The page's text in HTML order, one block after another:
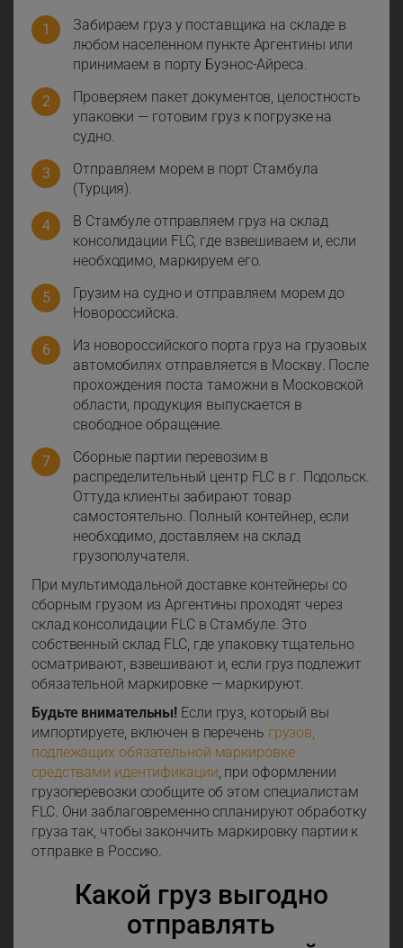
Забираем груз у поставщика на складе в
любом населенном пункте Аргентины или
принимаем в порту Буэнос-Айреса.
Проверяем пакет документов, целостность
упаковки — готовим груз к погрузке на
судно.
Отправляем морем в порт Стамбула
(Турция).
В Стамбуле отправляем груз на склад
консолидации FLC, где взвешиваем и, если
необходимо, маркируем его.
Грузим на судно и отправляем морем до
Новороссийска.
Из новороссийского порта груз на грузовых
автомобилях отправляется в Москву. После
прохождения поста таможни в Московской
области, продукция выпускается в
свободное обращение.
Сборные партии перевозим в
распределительный центр FLC в г. Подольск.
Оттуда клиенты забирают товар
самостоятельно. Полный контейнер, если
необходимо, доставляем на склад
грузополучателя.
При мультимодальной доставке контейнеры со
сборным грузом из Аргентины проходят через
склад консолидации FLС в Стамбуле. Это
собственный склад FLC, где упаковку тщательно
осматривают, взвешивают и, если груз подлежит
обязательной маркировке — маркируют.
Будьте внимательны! Если груз, который вы
импортируете, включен в перечень грузов,
подлежащих обязательной маркировке
средствами идентификации, при оформлении
грузоперевозки сообщите об этом специалистам
FLC. Они заблаговременно спланируют обработку
груза так, чтобы закончить маркировку партии к
отправке в Россию.
Какой груз выгодно
отправлять